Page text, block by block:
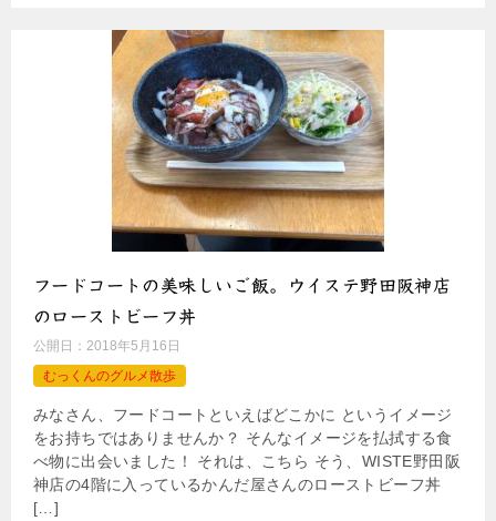
フードコートの美味しいご飯。ウイステ野田阪神店
のローストビーフ丼
公開日： 2018年5月16日
むっくんのグルメ散歩
みなさん、フードコートといえばどこかに というイメージ
をお持ちではありませんか？ そんなイメージを払拭する食
べ物に出会いました！ それは、こちら そう、WISTE野田阪
神店の4階に入っているかんだ屋さんのローストビーフ丼
[…]